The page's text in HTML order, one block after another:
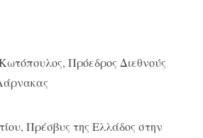
Πρόεδρος Διεθνούς
Πρέσβυς της Ελλάδος στην